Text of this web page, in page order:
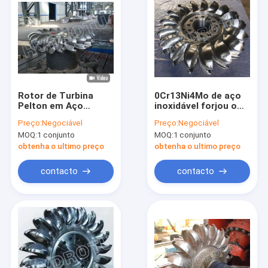
Produtos
Sobre nós
Rotor de Turbina
Pelton em Aço
Queda d'Água de
80m-1000m com
Capacidade de
Preço:Negociável
MOQ:1 conjunto
obtenha o ultimo preço
contacto
0Cr13Ni4Mo de aço
inoxidável forjou o
do CNC Pelton/roda
de Pelton com
diâmetro abaixo de
Preço:Negociável
MOQ:1 conjunto
obtenha o ultimo preço
contacto